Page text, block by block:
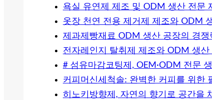
욕실 유연제 제조 및 ODM 생산 전문
옷장 천연 전용 제거제 제조와 ODM
제과제빵재료 ODM 생산 공장의 경쟁
전자레인지 탈취제 제조와 ODM 생산
# 섬유마감코팅제, OEM·ODM 전문
커피머신세척솔: 완벽한 커피를 위한
히노키방향제, 자연의 향기로 공간을